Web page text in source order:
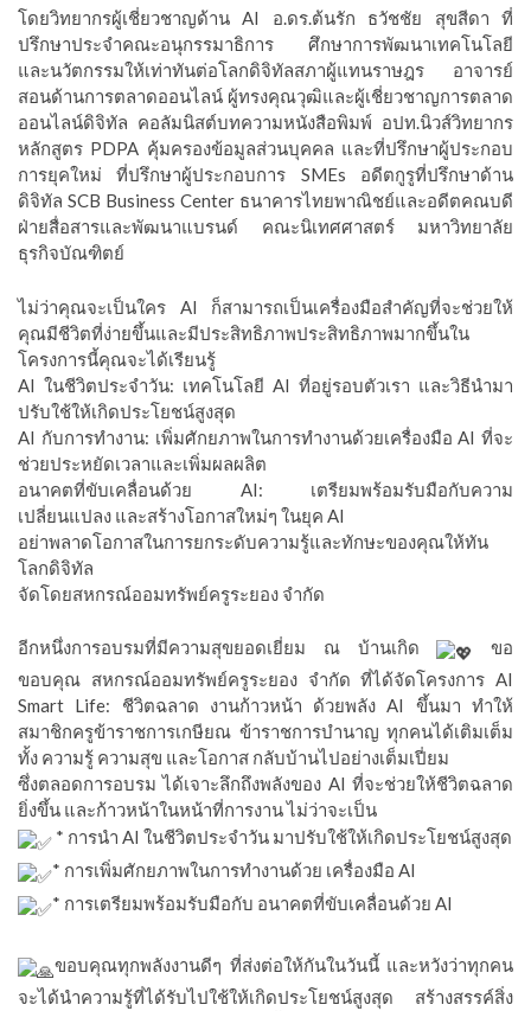
โดยวิทยากรผู้เชี่ยวชาญด้าน AI อ.ดร.ต้นรัก ธวัชชัย สุขสีดา ที่
ปรึกษาประจำคณะอนุกรรมาธิการ ศึกษาการพัฒนาเทคโนโลยี
และนวัตกรรมให้เท่าทันต่อโลกดิจิทัลสภาผู้แทนราษฎร อาจารย์
สอนด้านการตลาดออนไลน์ ผู้ทรงคุณวุฒิและผู้เชี่ยวชาญการตลาด
ออนไลน์ดิจิทัล คอลัมนิสต์บทความหนังสือพิมพ์ อปท.นิวส์วิทยากร
หลักสูตร PDPA คุ้มครองข้อมูลส่วนบุคคล และที่ปรึกษาผู้ประกอบ
การยุคใหม่ ที่ปรึกษาผู้ประกอบการ SMEs อดีตกูรูที่ปรึกษาด้าน
ดิจิทัล SCB Business Center ธนาคารไทยพาณิชย์และอดีตคณบดี
ฝ่ายสื่อสารและพัฒนาแบรนด์ คณะนิเทศศาสตร์ มหาวิทยาลัย
ธุรกิจบัณฑิตย์
ไม่ว่าคุณจะเป็นใคร AI ก็สามารถเป็นเครื่องมือสำคัญที่จะช่วยให้
คุณมีชีวิตที่ง่ายขึ้นและมีประสิทธิภาพประสิทธิภาพมากขึ้นใน
โครงการนี้คุณจะได้เรียนรู้
AI ในชีวิตประจำวัน: เทคโนโลยี AI ที่อยู่รอบตัวเรา และวิธีนำมา
ปรับใช้ให้เกิดประโยชน์สูงสุด
AI กับการทำงาน: เพิ่มศักยภาพในการทำงานด้วยเครื่องมือ AI ที่จะ
ช่วยประหยัดเวลาและเพิ่มผลผลิต
อนาคตที่ขับเคลื่อนด้วย AI: เตรียมพร้อมรับมือกับความ
เปลี่ยนแปลง และสร้างโอกาสใหม่ๆ ในยุค AI
อย่าพลาดโอกาสในการยกระดับความรู้และทักษะของคุณให้ทัน
โลกดิจิทัล
จัดโดยสหกรณ์ออมทรัพย์ครูระยอง จำกัด
อีกหนึ่งการอบรมที่มีความสุขยอดเยี่ยม ณ บ้านเกิด
ขอ
ขอบคุณ สหกรณ์ออมทรัพย์ครูระยอง จำกัด ที่ได้จัดโครงการ AI
Smart Life: ชีวิตฉลาด งานก้าวหน้า ด้วยพลัง AI ขึ้นมา ทำให้
สมาชิกครูข้าราชการเกษียณ ข้าราชการบำนาญ ทุกคนได้เติมเต็ม
ทั้ง ความรู้ ความสุข และโอกาส กลับบ้านไปอย่างเต็มเปี่ยม
ซึ่งตลอดการอบรม ได้เจาะลึกถึงพลังของ AI ที่จะช่วยให้ชีวิตฉลาด
ยิ่งขึ้น และก้าวหน้าในหน้าที่การงาน ไม่ว่าจะเป็น
* การนำ AI ในชีวิตประจำวัน มาปรับใช้ให้เกิดประโยชน์สูงสุด
* การเพิ่มศักยภาพในการทำงานด้วย เครื่องมือ AI
* การเตรียมพร้อมรับมือกับ อนาคตที่ขับเคลื่อนด้วย AI
ขอบคุณทุกพลังงานดีๆ ที่ส่งต่อให้กันในวันนี้ และหวังว่าทุกคน
จะได้นำความรู้ที่ได้รับไปใช้ให้เกิดประโยชน์สูงสุด สร้างสรรค์สิ่ง